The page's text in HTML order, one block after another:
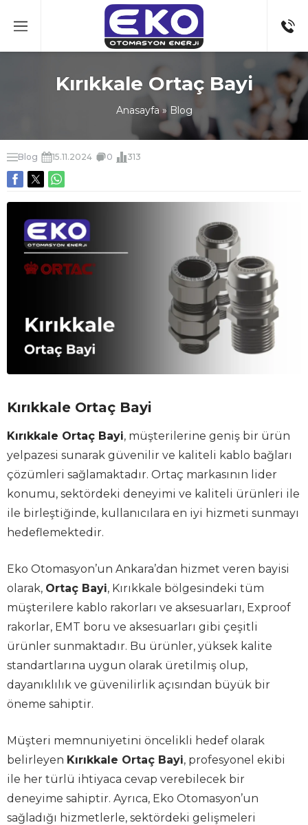
Kırıkkale Ortaç Bayi
Anasayfa» Blog
Blog 15.11.2024 0 313
Kırıkkale Ortaç Bayi
Kırıkkale Ortaç Bayi, müşterilerine geniş bir ürün
yelpazesi sunarak güvenilir ve kaliteli kablo bağları
çözümleri sağlamaktadır. Ortaç markasının lider
konumu, sektördeki deneyimi ve kaliteli ürünleri ile
ile birleştiğinde, kullanıcılara en iyi hizmeti sunmayı
hedeflemektedir.
Eko Otomasyon’un Ankara’dan hizmet veren bayisi
olarak, Ortaç Bayi, Kırıkkale bölgesindeki tüm
müşterilere kablo rakorları ve aksesuarları, Exproof
rakorlar, EMT boru ve aksesuarları gibi çeşitli
ürünler sunmaktadır. Bu ürünler, yüksek kalite
standartlarına uygun olarak üretilmiş olup,
dayanıklılık ve güvenilirlik açısından büyük bir
öneme sahiptir.
Müşteri memnuniyetini öncelikli hedef olarak
belirleyen Kırıkkale Ortaç Bayi, profesyonel ekibi
ile her türlü ihtiyaca cevap verebilecek bir
deneyime sahiptir. Ayrıca, Eko Otomasyon’un
sağladığı hizmetlerle, sektördeki gelişmeleri